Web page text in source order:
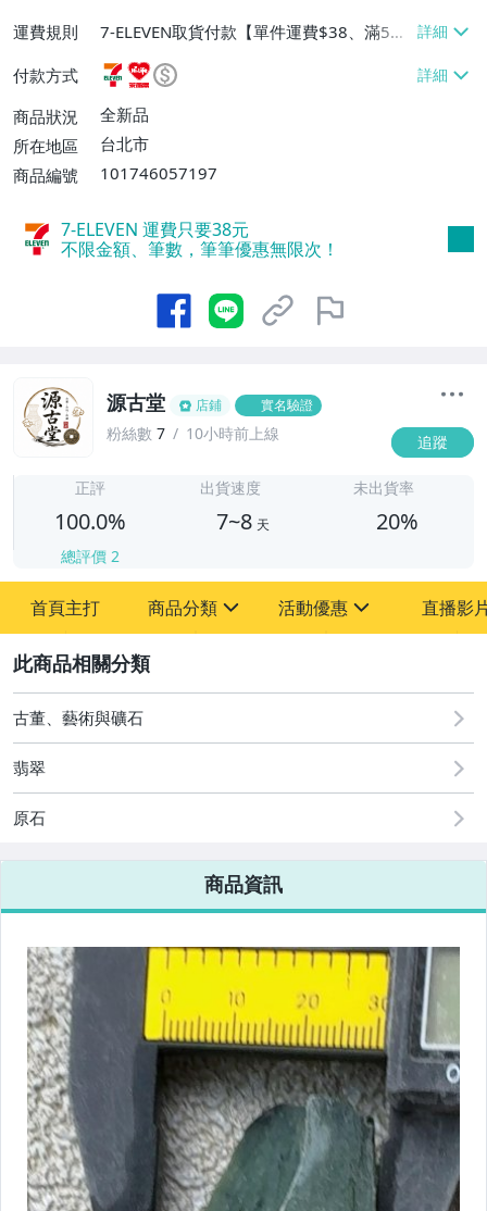
運費規則
7-ELEVEN取貨付款【單件運費$38、滿5件
或消費滿$1298免運費】、7-ELEVEN取貨
不付款【免運費】、萊爾富取貨付款【單件
運費$60、滿5件或消費滿$1298免運
費】、宅配/貨運【單件運費$120、滿5件
付款方式
商品狀況
全新品
所在地區
台北市
商品編號
101746057197
7-ELEVEN 運費只要38元
不限金額、筆數，筆筆優惠無限次！
源古堂 店鋪 實名驗證
粉絲數 7 10小時前上線 追蹤
正評
100.0%
總評價 2
出貨速度
7~8 天
未出貨率
20%
首頁主打 商品分類
其它
活動優惠
[全店] 周年慶
[全店] 粉絲專享
直播影
古董、藝術與礦石
翡翠
原石
商品資訊